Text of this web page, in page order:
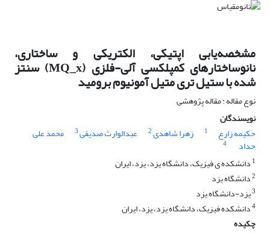
مشخصه‌یابی اپتیکی، الکتریکی و ساختاری،
نانوساختارهای کمپلکسی آلی-فلزی (MQ_x) سنتز
شده با ستیل تری متیل آمونیوم برومید
نوع مقاله : مقاله پژوهشی
نویسندگان
حکیمه زارع
1 زهرا شاهدی2 عبدالوارث صدیقی3 محمد علی
حداد
4
1 دانشکده ی فیزیک، دانشگاه یزد، یزد، ایران
2دانشگاه یزد
3یزد-دانشگاه یزد
4دانشکده فیزیک، دانشگاه یزد، یزد، ایران
چکیده